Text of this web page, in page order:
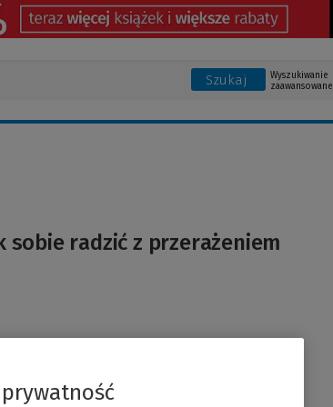
Szukaj
Wyszukiwanie
zaawansowane
sobie radzić z przerażeniem